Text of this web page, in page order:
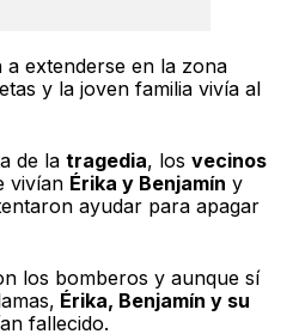
extenderse en la zona
y la joven familia vivía al
de la tragedia, los vecinos
vivían Érika y Benjamín y
ayudar para apagar
los bomberos y aunque sí
Érika, Benjamín y su
fallecido.